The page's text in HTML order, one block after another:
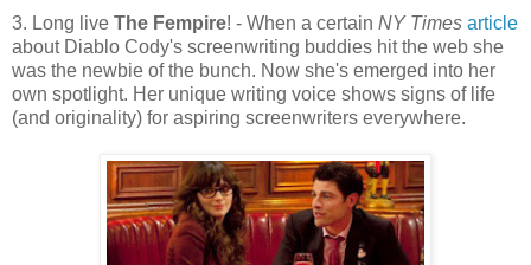
3. Long live The Fempire! - When a certain NY Times article
about Diablo Cody's screenwriting buddies hit the web she
was the newbie of the bunch. Now she's emerged into her
own spotlight. Her unique writing voice shows signs of life
(and originality) for aspiring screenwriters everywhere.